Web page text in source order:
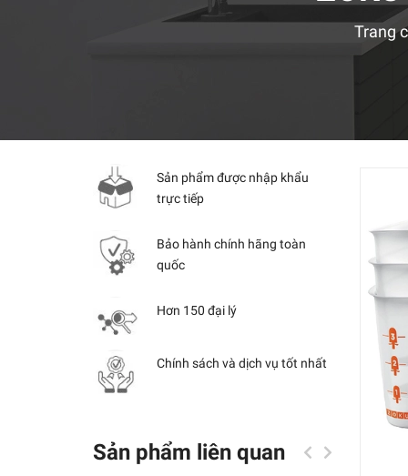
Trang
Sản phẩm được nhập khẩu
trực tiếp
Bảo hành chính hãng toàn
quốc
Hơn 150 đại lý
Chính sách và dịch vụ tốt nhất
Sản phẩm liên quan